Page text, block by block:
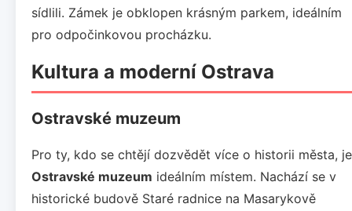
sídlili. Zámek je obklopen krásným parkem, ideálním
pro odpočinkovou procházku.
Kultura a moderní Ostrava
Ostravské muzeum
Pro ty, kdo se chtějí dozvědět více o historii města, je
Ostravské muzeum ideálním místem. Nachází se v
historické budově Staré radnice na Masarykově